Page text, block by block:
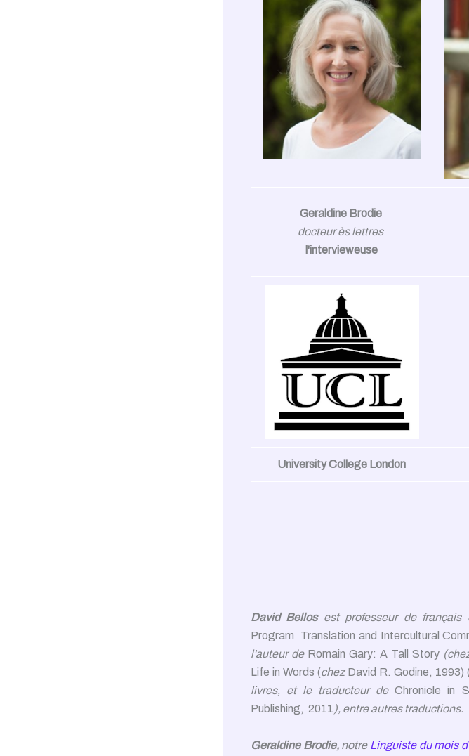
Geraldine Brodie
docteur èslettres
l'intervieweuse
University College London
David Bellosest professeur de français
Program Translation and Intercultural
l'auteur de Romain Gary: A Tall Story
Life in Words (chezDavid R. Godine, 1993)
livres, et le traducteur deChronicle in
Publishing, 2011 ), entre autres traductions.
Geraldine Brodie, notre Linguiste du mois